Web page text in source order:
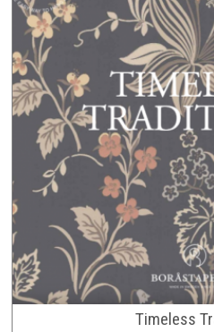
Timeless